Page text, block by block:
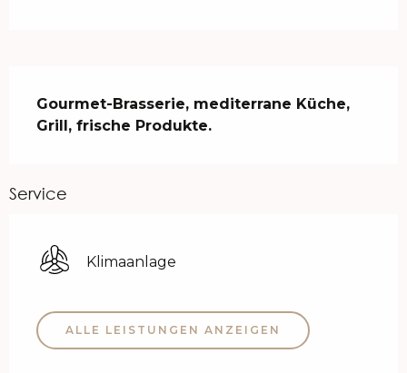
Gourmet-Brasserie, mediterrane Küche,
Grill, frische Produkte.
Service
Klimaanlage
ALLE LEISTUNGEN ANZEIGEN